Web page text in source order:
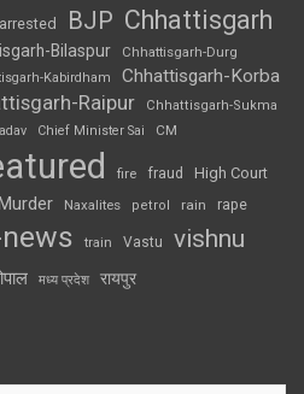
arrested BJP Chhattisgarh
Bilaspur Chhattisgarh-Durg
Kabirdham Chhattisgarh-Korba
Raipur
Chhattisgarh-Sukma
Chief Minister Sai CM
fire fraud High Court
Naxalites petrol rain rape
train Vastu vishnu
मध्य प्रदेश रायपुर